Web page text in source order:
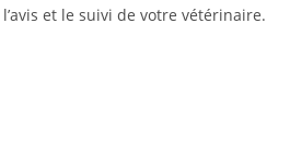
et le suivi de votre vétérinaire.